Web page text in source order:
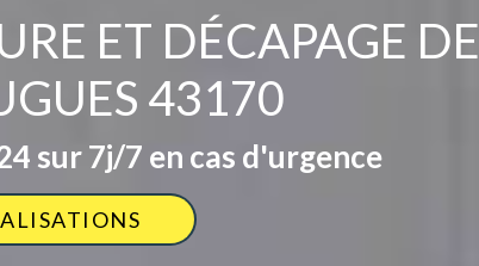
ET DÉCAPAGE DE
43170
sur 7j/7 en cas d'urgence